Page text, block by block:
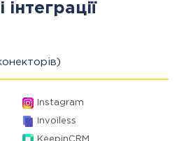
інтеграції
Instagram
Invoiless
KeepinCRM